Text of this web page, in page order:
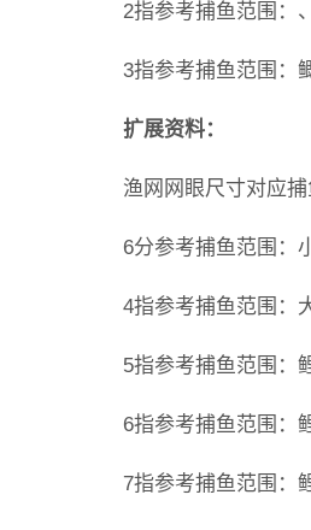
2指参考捕鱼范围：
3指参考捕鱼范围：
扩展资料：
渔网网眼尺寸对应捕
6分参考捕鱼范围：
4指参考捕鱼范围：
5指参考捕鱼范围：
6指参考捕鱼范围：
7指参考捕鱼范围：